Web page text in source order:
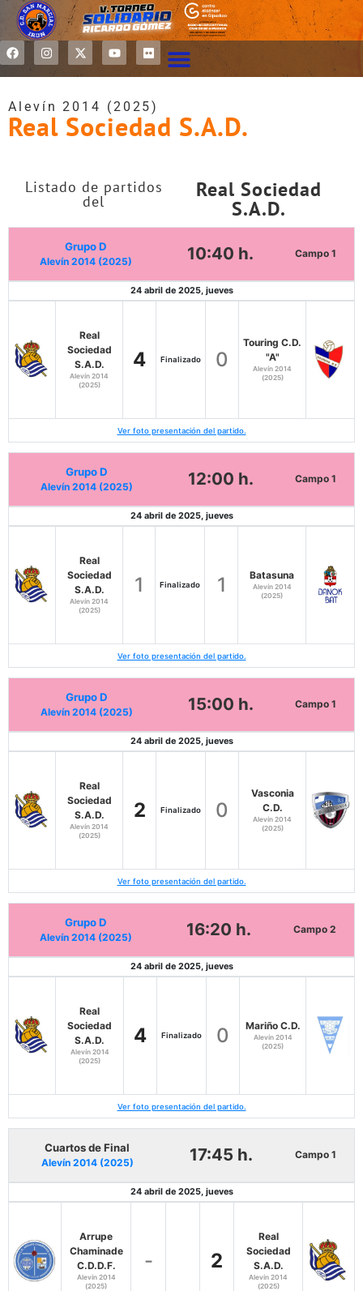
Alevín 2014 (2025)
Real Sociedad S.A.D.
Listado de partidos
del Real Sociedad
S.A.D.
Grupo D
Alevín 2014 (2025) 10:40 h. Campo 1
24 abril de 2025, jueves
Real
Sociedad
S.A.D.
Alevín 2014
(2025)
4 Finalizado 0
Touring C.D.
"A"
Alevín 2014
(2025)
Ver foto presentación del partido.
Grupo D
Alevín 2014 (2025) 12:00 h. Campo 1
24 abril de 2025, jueves
Real
Sociedad
S.A.D.
Alevín 2014
(2025)
1 Finalizado 1 Batasuna
Alevín 2014
(2025)
Ver foto presentación del partido.
Grupo D
Alevín 2014 (2025) 15:00 h. Campo 1
24 abril de 2025, jueves
Real
Sociedad
S.A.D.
Alevín 2014
(2025)
2 Finalizado 0
Vasconia
C.D.
Alevín 2014
(2025)
Ver foto presentación del partido.
Grupo D
Alevín 2014 (2025) 16:20 h. Campo 2
24 abril de 2025, jueves
Real
Sociedad
S.A.D.
Alevín 2014
(2025)
4 Finalizado 0 Mariño C.D.
Alevín 2014
(2025)
Ver foto presentación del partido.
Cuartos de Final
Alevín 2014 (2025) 17:45 h. Campo 1
24 abril de 2025, jueves
Arrupe
Chaminade
C.D.D.F.
Alevín 2014
(2025)
- 2
Real
Sociedad
S.A.D.
Alevín 2014
(2025)